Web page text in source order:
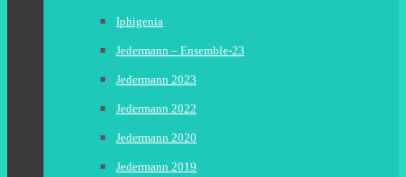
Iphigenia
Jedermann – Ensemble-23
Jedermann 2023
Jedermann 2022
Jedermann 2020
Jedermann 2019